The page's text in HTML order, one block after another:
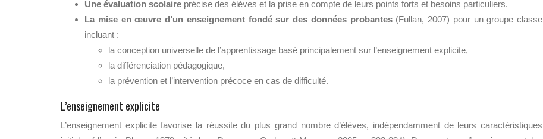
Une évaluation scolaire précise des élèves et la prise en compte de leurs points forts et besoins particuliers.
La mise en œuvre d’un enseignement fondé sur des données probantes(Fullan, 2007) pour un groupe classe
incluant :
la conception universelle de l’apprentissage basé principalement sur l’enseignement explicite,
la différenciation pédagogique,
la prévention et l’intervention précoce en cas de difficulté.
L’enseignement explicite
L’enseignement explicite favorise la réussite du plus grand nombre d’élèves, indépendamment de leurs caractéristiques